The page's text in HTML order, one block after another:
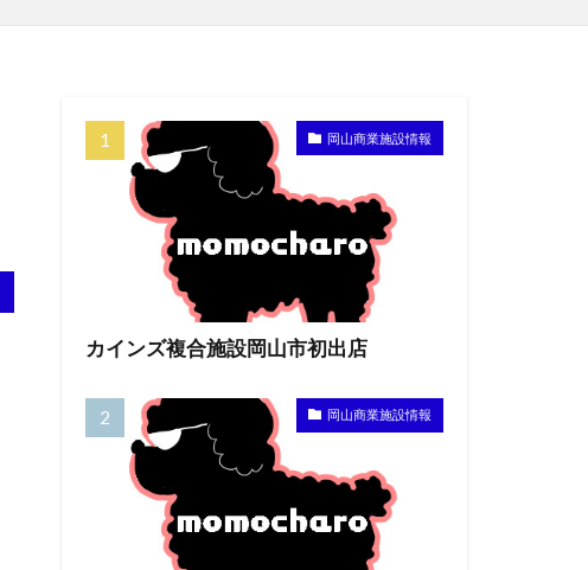
岡山商業施設情報
カインズ複合施設岡山市初出店
岡山商業施設情報